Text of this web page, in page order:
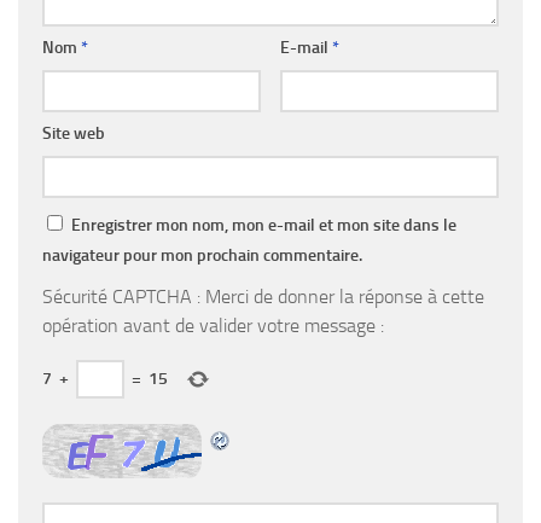
Nom * E-mail *
Site web
Enregistrer mon nom, mon e-mail et mon site dans le
navigateur pour mon prochain commentaire.
Sécurité CAPTCHA : Merci de donner la réponse à cette
opération avant de valider votre message :
7 + = 15